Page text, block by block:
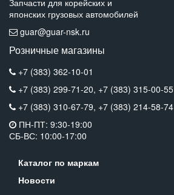
японских грузовых автомобилей
guar@guar-nsk.ru
Розничные магазины
+7 (383) 362-10-01
+7 (383) 299-71-20, +7 (383) 315-00-55
+7 (383) 310-67-79, +7 (383) 214-58-74
ПН-ПТ: 9:30-19:00
СБ-ВС: 10:00-17:00
Каталог по маркам
Новости